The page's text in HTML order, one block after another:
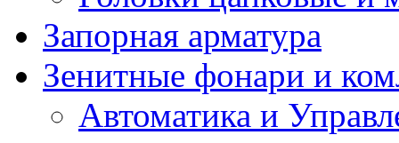
Запорная арматура
Зенитные фонари и
Автоматика и